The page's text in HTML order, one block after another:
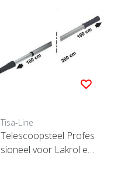
Tisa-Line
Telescoopsteel Profes
sioneel voor Lakrol et